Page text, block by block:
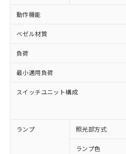
動作機能
ベゼル材質
負荷
最小適用負荷
スイッチユニット構成
ランプ 照光部方式
ランプ色
対応済み：EU RoHS
非含有に対応した製品が